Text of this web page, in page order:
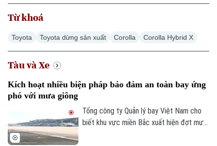
Kinh nghiệm
Xe máy
Đánh giá
Tuyển sinh
Hướng nghiệp
Tin tức
Làng nghề
Di tích
Sức khỏe
Dinh dưỡng
Tư vấn sức khỏe
Quần vợt
Tin tức
Sao
Đã phát sóng
Từ khoá
Toyota Toyota dừng sản xuất Corolla Corolla Hybrid X
Tàu và Xe
Kích hoạt nhiều biện pháp bảo đảm an toàn bay ứng
phó với mưa giông
Tổng công ty Quản lý bay Việt Nam cho
biết khu vực miền Bắc xuất hiện đợt mưa